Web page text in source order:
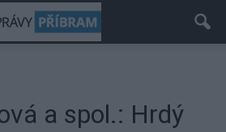
a spol.: Hrdý